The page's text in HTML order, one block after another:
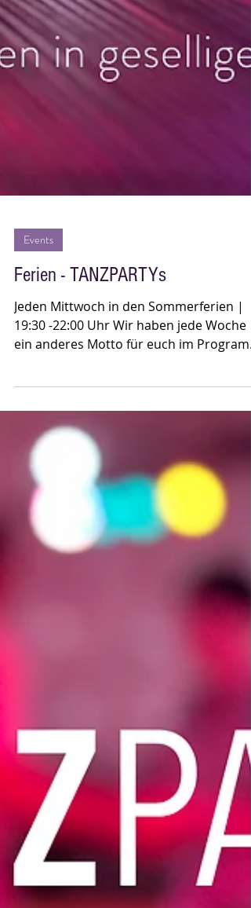
Events
Ferien - TANZPARTYs
Jeden Mittwoch in den Sommerferien |
ein anderes Motto für euch im
EVENTS. Dieser Abend richtet sich an alle,
die gerne mal wieder eine Runde übers
Parkett drehen möchten. Ihr könnt eure
Kenntnisse auffrischen, vertiefen und
einfach eine tolle Zeit haben. Perfekt für
Singles oder Paare, ihr müsst kein
der Tanzschule sein – bringt einfach eure
Freunde mit und los geht’s! Keine Vor